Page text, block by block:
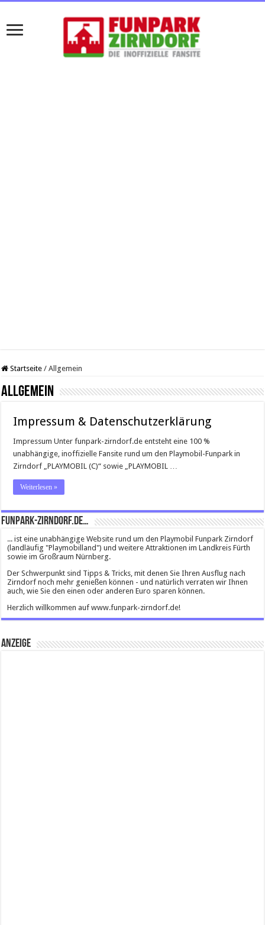
Startseite / Allgemein
Allgemein
Impressum & Datenschutzerklärung
Impressum Unter funpark-zirndorf.de entsteht eine 100 %
unabhängige, inoffizielle Fansite rund um den Playmobil-Funpark in
Zirndorf „PLAYMOBIL (C)“ sowie „PLAYMOBIL …
Weiterlesen »
Funpark-Zirndorf.de…
... ist eine unabhängige Website rund um den Playmobil Funpark Zirndorf
(landläufig "Playmobilland") und weitere Attraktionen im Landkreis Fürth
sowie im Großraum Nürnberg.
Der Schwerpunkt sind Tipps & Tricks, mit denen Sie Ihren Ausflug nach
Zirndorf noch mehr genießen können - und natürlich verraten wir Ihnen
auch, wie Sie den einen oder anderen Euro sparen können.
Herzlich willkommen auf www.funpark-zirndorf.de!
Anzeige